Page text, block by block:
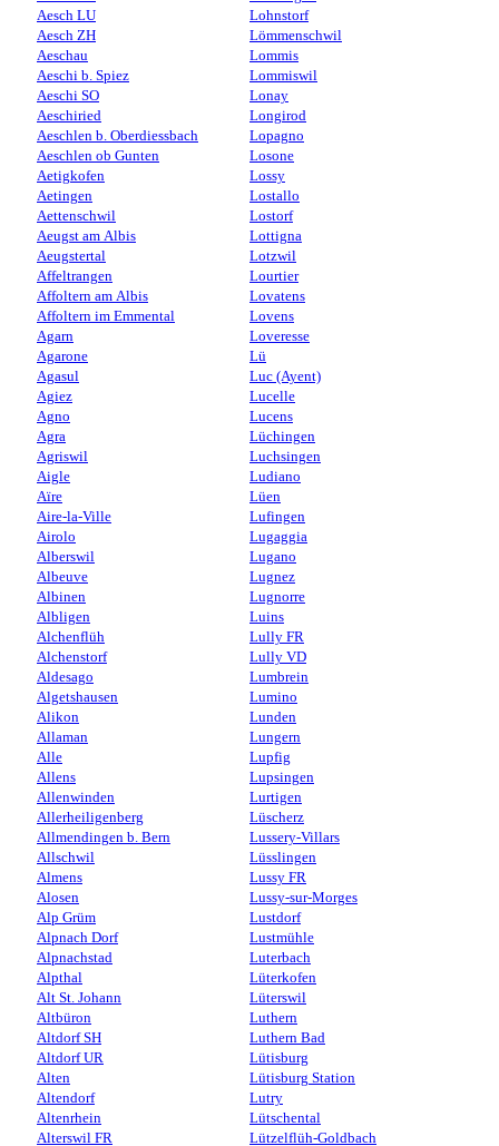
Aesch LU
Aesch ZH
Aeschau
Aeschi b. Spiez
Aeschi SO
Aeschiried
Aeschlen b. Oberdiessbach
Aeschlen ob Gunten
Aetigkofen
Aetingen
Aettenschwil
Aeugst am Albis
Aeugstertal
Affeltrangen
Affoltern am Albis
Affoltern im Emmental
Agarn
Agarone
Agasul
Agiez
Agno
Agra
Agriswil
Aigle
Aïre
Aire-la-Ville
Airolo
Alberswil
Albeuve
Albinen
Albligen
Alchenflüh
Alchenstorf
Aldesago
Algetshausen
Alikon
Allaman
Alle
Allens
Allenwinden
Allerheiligenberg
Allmendingen b. Bern
Allschwil
Almens
Alosen
Alp Grüm
Alpnach Dorf
Alpnachstad
Alpthal
Alt St. Johann
Altbüron
Altdorf SH
Altdorf UR
Alten
Altendorf
Altenrhein
Alterswil FR
Lohnstorf
Lömmenschwil
Lommis
Lommiswil
Lonay
Longirod
Lopagno
Losone
Lossy
Lostallo
Lostorf
Lottigna
Lotzwil
Lourtier
Lovatens
Lovens
Loveresse
Lü
Luc (Ayent)
Lucelle
Lucens
Lüchingen
Luchsingen
Ludiano
Lüen
Lufingen
Lugaggia
Lugano
Lugnez
Lugnorre
Luins
Lully FR
Lully VD
Lumbrein
Lumino
Lunden
Lungern
Lupfig
Lupsingen
Lurtigen
Lüscherz
Lussery-Villars
Lüsslingen
Lussy FR
Lussy-sur-Morges
Lustdorf
Lustmühle
Luterbach
Lüterkofen
Lüterswil
Luthern
Luthern Bad
Lütisburg
Lütisburg Station
Lutry
Lütschental
Lützelflüh-Goldbach